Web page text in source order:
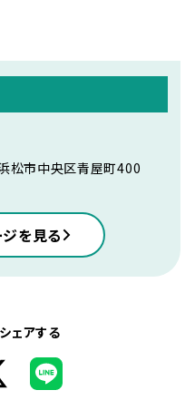
松市中央区青屋町400
を見る
ェアする